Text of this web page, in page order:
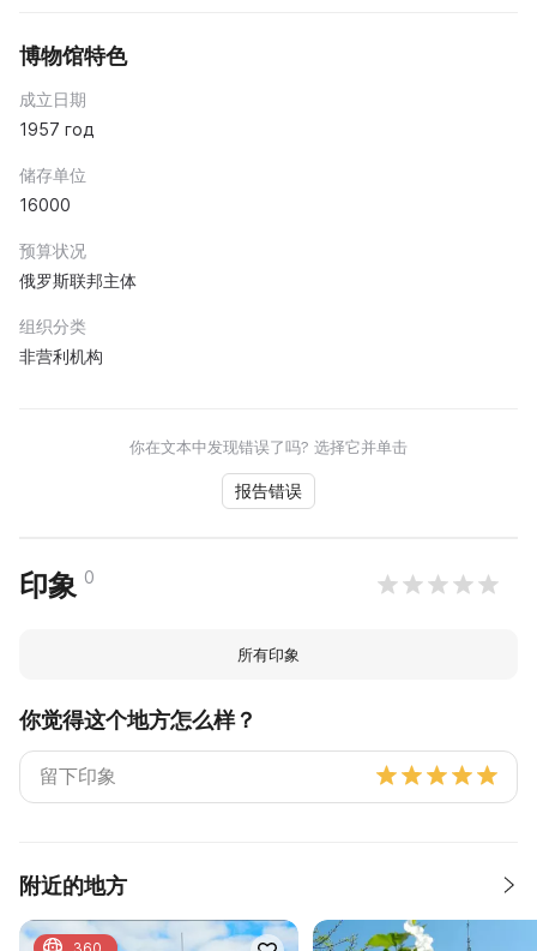
博物馆特色
成立日期
1957 год
储存单位
16000
预算状况
俄罗斯联邦主体
组织分类
非营利机构
你在文本中发现错误了吗? 选择它并单击
报告错误
印象 0
所有印象
你觉得这个地方怎么样？
附近的地方